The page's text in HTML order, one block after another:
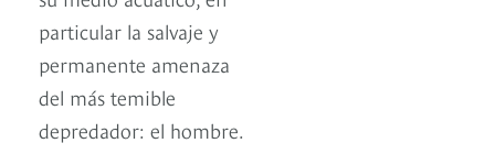
particular la salvaje y
permanente amenaza
del más temible
depredador: el hombre.